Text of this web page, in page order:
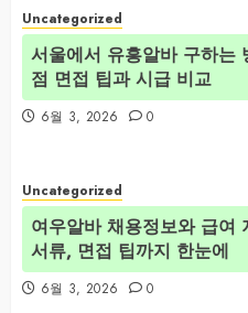
Uncategorized
서울에서 유흥알바 구하는
점 면접 팁과 시급 비교
6월 3, 2026 0
Uncategorized
여우알바 채용정보와 급여
서류, 면접 팁까지 한눈에
6월 3, 2026 0